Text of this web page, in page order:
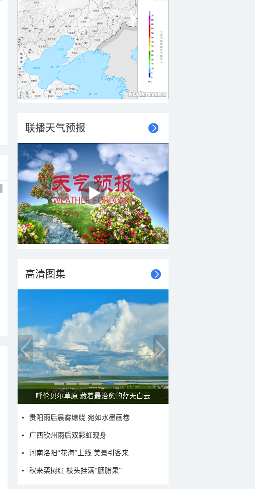
联播天气预报
高清图集
呼伦贝尔草原 藏着最治愈的蓝天白云
贵阳雨后晨雾缭绕 宛如水墨画卷
广西钦州雨后双彩虹现身
河南洛阳“花海”上线 美景引客来
秋来栾树红 枝头挂满“胭脂果”